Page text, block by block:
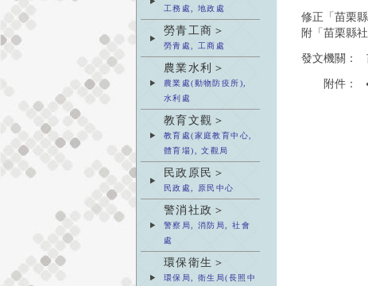
工務處, 地政處
勞青工商＞
勞青處, 工商處
農業水利＞
農業處(動物防疫所),
水利處
教育文觀＞
教育處(家庭教育中心,
體育場), 文觀局
民政原民＞
民政處, 原民中心
警消社政＞
警察局, 消防局, 社會
處
環保衛生＞
環保局, 衛生局(長照中
修正「苗栗
附「苗栗縣
發文機關：
附件：